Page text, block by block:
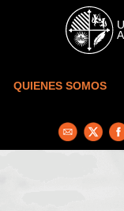
Skip to main content
QUIENES SOMOS